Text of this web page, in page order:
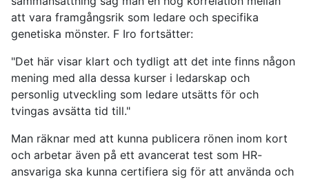
att vara framgångsrik som ledare och specifika
genetiska mönster. F Iro fortsätter:
"Det här visar klart och tydligt att det inte finns någon
mening med alla dessa kurser i ledarskap och
personlig utveckling som ledare utsätts för och
tvingas avsätta tid till."
Man räknar med att kunna publicera rönen inom kort
och arbetar även på ett avancerat test som HR-
ansvariga ska kunna certifiera sig för att använda och